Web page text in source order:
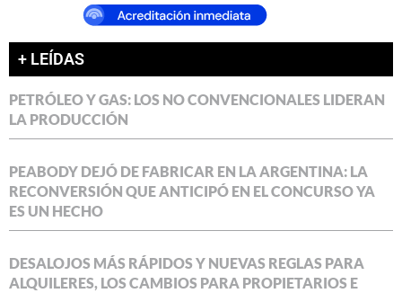
+ LEÍDAS
PETRÓLEO Y GAS: LOS NO CONVENCIONALES LIDERAN
LA PRODUCCIÓN
PEABODY DEJÓ DE FABRICAR EN LA ARGENTINA: LA
RECONVERSIÓN QUE ANTICIPÓ EN EL CONCURSO YA
ES UN HECHO
DESALOJOS MÁS RÁPIDOS Y NUEVAS REGLAS PARA
ALQUILERES, LOS CAMBIOS PARA PROPIETARIOS E